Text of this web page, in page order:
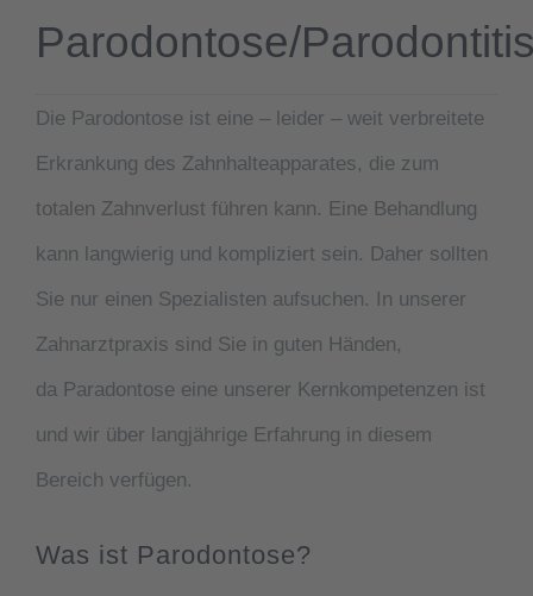
Parodontose/
Die Parodontose ist eine – leider – weit verbreitete
Erkrankung des Zahnhalteapparates, die zum
totalen Zahnverlust führen kann. Eine Behandlung
kann langwierig und kompliziert sein. Daher sollten
Sie nur einen Spezialisten aufsuchen. In unserer
Zahnarztpraxis sind Sie in guten Händen,
da Paradontose eine unserer Kernkompetenzen ist
und wir über langjährige Erfahrung in diesem
Bereich verfügen.
Was ist Parodontose?